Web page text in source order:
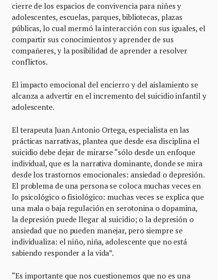
cierre de los espacios de convivencia para niñes y
adolescentes, escuelas, parques, bibliotecas, plazas
públicas, lo cual mermó la interacción con sus iguales, el
compartir sus conocimientos y aprender de sus
compañeres, y la posibilidad de aprender a resolver
conflictos.
El impacto emocional del encierro y del aislamiento se
alcanza a advertir en el incremento del suicidio infantil y
adolescente.
El terapeuta Juan Antonio Ortega, especialista en las
prácticas narrativas, plantea que desde esa disciplina el
suicidio debe dejar de mirarse “sólo desde un enfoque
individual, que es la narrativa dominante, donde se mira
desde los trastornos emocionales: ansiedad o depresión.
El problema de una persona se coloca muchas veces en
lo psicológico o fisiológico: muchas veces se explica que
una mala o baja regulación en serotonina o dopamina,
la depresión puede llegar al suicidio; o la depresión o
ansiedad que no pueden manejar, pero siempre se
individualiza: el niño, niña, adolescente que no está
sabiendo responder a la vida”.
“Es importante que nos cuestionemos que no es una